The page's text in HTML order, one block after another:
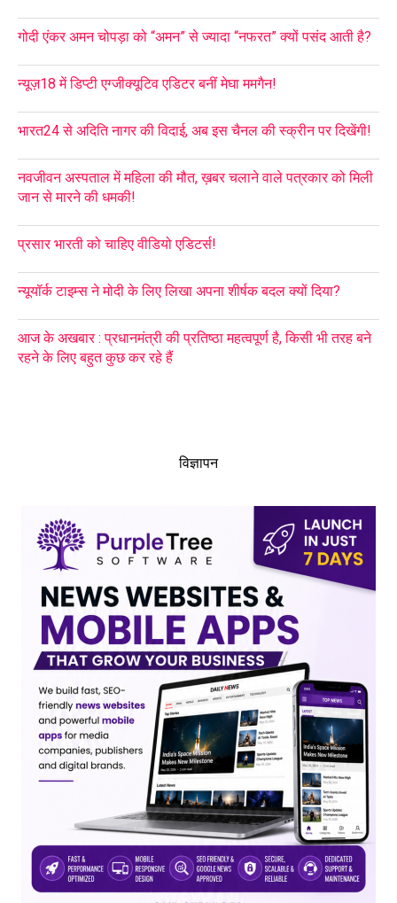
गोदी एंकर अमन चोपड़ा को “अमन” से ज्यादा “नफरत” क्यों पसंद आती है?
न्यूज़18 में डिप्टी एग्जीक्यूटिव एडिटर बनीं मेघा ममगैन!
भारत24 से अदिति नागर की विदाई, अब इस चैनल की स्क्रीन पर दिखेंगी!
नवजीवन अस्पताल में महिला की मौत, ख़बर चलाने वाले पत्रकार को मिली
जान से मारने की धमकी!
प्रसार भारती को चाहिए वीडियो एडिटर्स!
न्यूयॉर्क टाइम्स ने मोदी के लिए लिखा अपना शीर्षक बदल क्यों दिया?
आज के अखबार : प्रधानमंत्री की प्रतिष्ठा महत्वपूर्ण है, किसी भी तरह बने
रहने के लिए बहुत कुछ कर रहे हैं
विज्ञापन